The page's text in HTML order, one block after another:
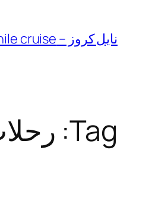
content
نايل كروز – all nile cruise
Tag: